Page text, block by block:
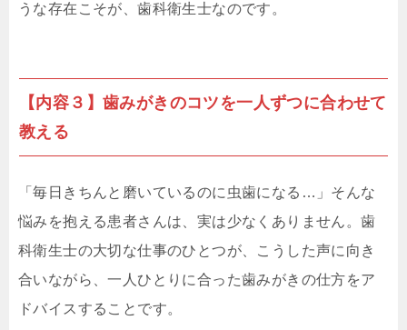
うな存在こそが、歯科衛生士なのです。
【内容３】歯みがきのコツを一人ずつに合わせて
教える
「毎日きちんと磨いているのに虫歯になる…」そんな
悩みを抱える患者さんは、実は少なくありません。歯
科衛生士の大切な仕事のひとつが、こうした声に向き
合いながら、一人ひとりに合った歯みがきの仕方をア
ドバイスすることです。